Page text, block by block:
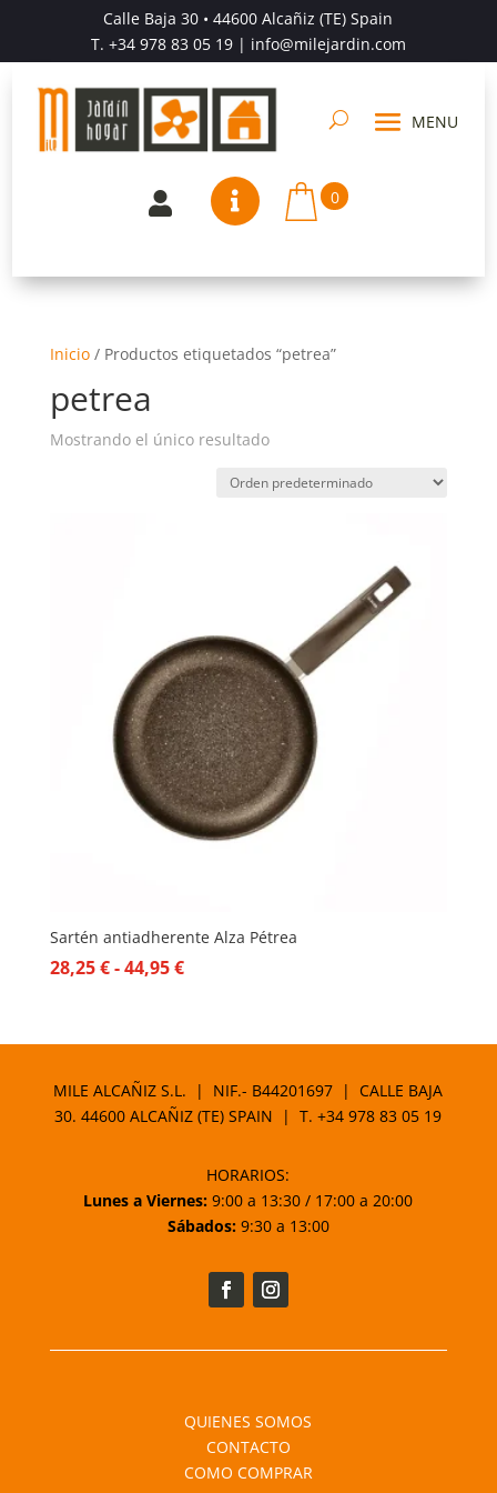
Calle Baja 30 • 44600 Alcañiz (TE) Spain
T. +34 978 83 05 19| info@milejardin.com
  0
Inicio/ Productos etiquetados “petrea”
petrea
Mostrando el único resultado
Sartén antiadherente Alza Pétrea
28,25€-44,95€Rango
28,25 €
hasta
MILE ALCAÑIZ S.L. | NIF.- B44201697 | CALLE BAJA
30. 44600 ALCAÑIZ (TE) SPAIN | T.+34 978 83 05 19
HORARIOS:
Lunes a Viernes: 9:00 a 13:30 / 17:00 a 20:00
Sábados:9:30 a 13:00
QUIENES SOMOS
CONTACTO
COMO COMPRAR